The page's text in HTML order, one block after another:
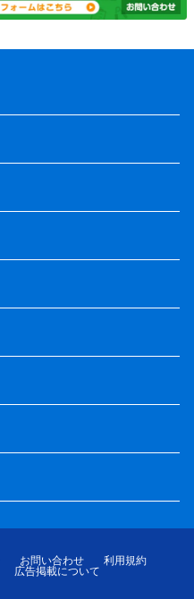
お問い合わせ
利用規約
広告掲載について